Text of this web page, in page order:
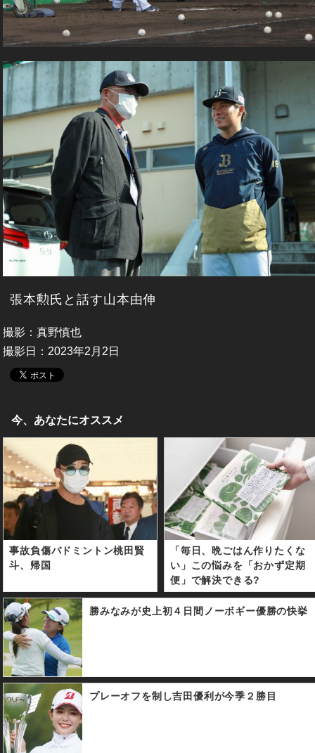
張本勲氏と話す山本由伸
撮影：真野慎也
撮影日：2023年2月2日
今、あなたにオススメ
事故負傷バドミントン桃田賢
斗、帰国
「毎日、晩ごはん作りたくな
い」この悩みを「おかず定期
便」で解決できる?
勝みなみが史上初４日間ノーボギー優勝の快挙
プレーオフを制し吉田優利が今季２勝目